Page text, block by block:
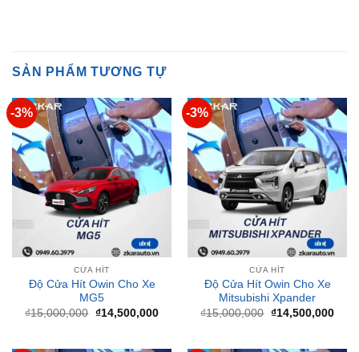
SẢN PHẨM TƯƠNG TỰ
-3%
CỬA HÍT
Độ Cửa Hít Owin Cho Xe
MG5
₫15,000,000 Giá
₫14,500,000Giá
-3%
CỬA HÍT
Độ Cửa Hít Owin Cho Xe
Mitsubishi Xpander
₫15,000,000 Giá
₫14,500,000Giá